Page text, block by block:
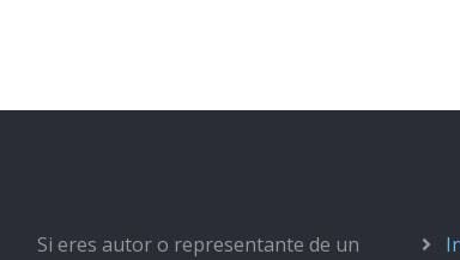
Si eres autor o representante de un